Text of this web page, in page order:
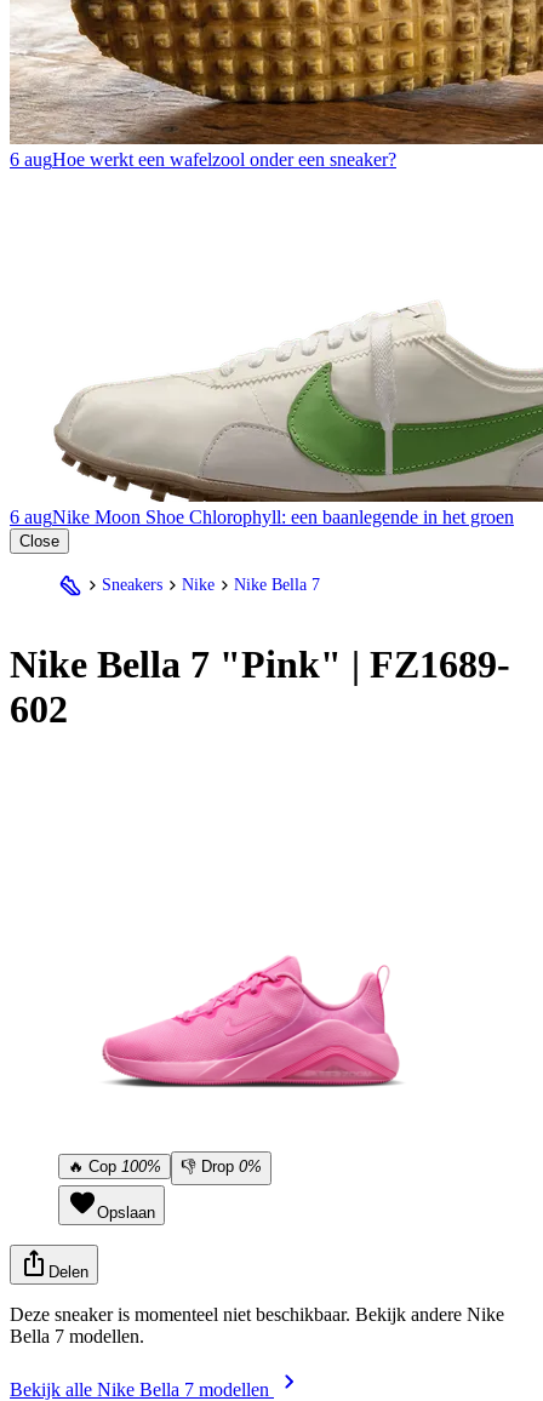
6 augHoe werkt een wafelzool onder een sneaker?
6 augNike Moon Shoe Chlorophyll: een baanlegende in het groen
Close
Sneakers Nike Nike Bella 7
Nike Bella 7 "Pink" | FZ1689-
602
🔥 Cop 100% 👎 Drop 0%
Opslaan
Delen
Deze sneaker is momenteel niet beschikbaar. Bekijk andere Nike
Bella 7 modellen.
Bekijk alle Nike Bella 7 modellen